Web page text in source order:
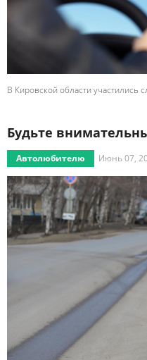
В Кировской области участились
Будьте
Автолюбителю Июнь 07,